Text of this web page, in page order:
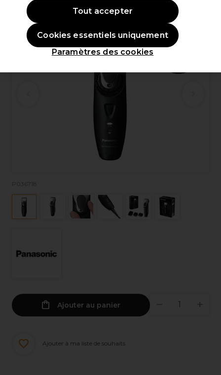
P036718
Ajouter au panier
Ajouter à ma liste de souhaits
Paramètres des cookies
Cookies essentiels uniquement
Tout accepter